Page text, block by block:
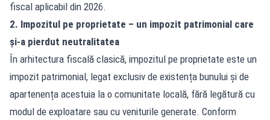
fiscal aplicabil din 2026.
2. Impozitul pe proprietate – un impozit patrimonial care
și-a pierdut neutralitatea
În arhitectura fiscală clasică, impozitul pe proprietate este un
impozit patrimonial, legat exclusiv de existența bunului și de
apartenența acestuia la o comunitate locală, fără legătură cu
modul de exploatare sau cu veniturile generate. Conform